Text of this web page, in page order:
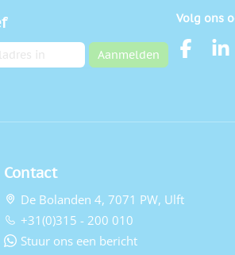
Aanmelden
Volg ons
Contact
De Bolanden 4, 7071 PW, Ulft
+31(0)315 - 200 010
Stuur ons een bericht